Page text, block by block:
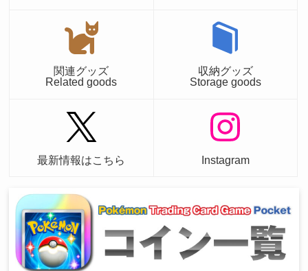
関連グッズ
Related goods
収納グッズ
Storage goods
最新情報はこちら Instagram